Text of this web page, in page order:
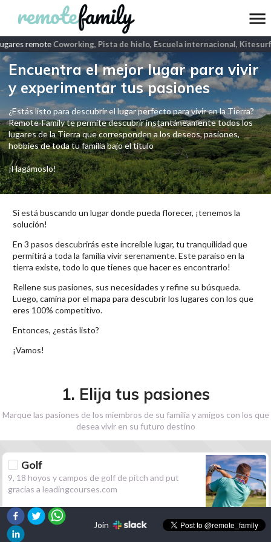
remoteCoworking, Pista de hielo, Escuela internacional, Kitesurf
Encuentra el mejor lugar para vivir
y experimentar tus pasiones
¿Estás listo para descubrir el lugar perfecto para vivir en la Tierra?
Remote-Family te permite descubrir instantáneamente todos los
lugares de la Tierra que corresponden a los deseos, pasiones,
hobbies de toda tu familia bajo el título
¡Hagámoslo!
Si está buscando un lugar donde pueda florecer, ¡tenemos la
solución!
En 3 pasos descubrirás este increíble lugar, tu tranquilidad que
permitirá a toda la familia vivir serenamente. Este paraíso en la
tierra existe, todo lo que tienes que hacer es encontrarlo!
Rellene sus pasiones, sus necesidades y refine su búsqueda.
Luego, camina por el mapa para descubrir los lugares con los que
eres 100% competitivo.
Entonces, ¿estás listo?
¡Vamos!
1. Elija tus pasiones
Marque las pasiones de los miembros de su familia y amigos con los que
desea vivir en su futuro destino
Golf
9, 18 hoyos y campos de golf de pitch and put
gracias a leadingcourses.com
Senderismo
Join